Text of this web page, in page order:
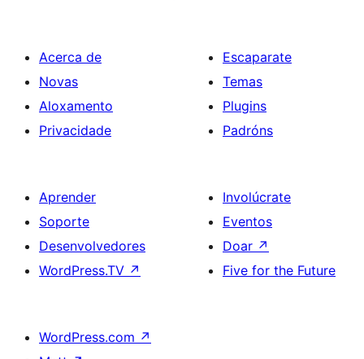
Acerca de
Novas
Aloxamento
Privacidade
Escaparate
Temas
Plugins
Padróns
Aprender
Soporte
Desenvolvedores
WordPress.TV ↗
Involúcrate
Eventos
Doar ↗
Five for the Future
WordPress.com ↗